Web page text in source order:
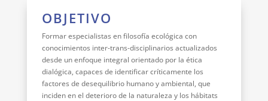
OBJETIVO
Formar especialistas en filosofía ecológica con
conocimientos inter-trans-disciplinarios actualizados
desde un enfoque integral orientado por la ética
dialógica, capaces de identificar críticamente los
factores de desequilibrio humano y ambiental, que
inciden en el deterioro de la naturaleza y los hábitats